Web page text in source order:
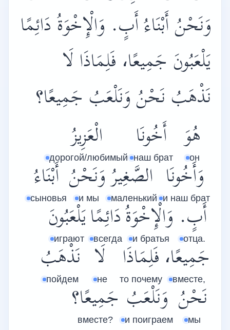
وَنَحْنُ أَبْنَاءُ أَبٍ. وَالْإِخْوَةُ دَائِمًا
يَلْعَبُونَ جَمِيعًا، فَلِمَاذَا لَا
نَذْهَبُ نَحْنُ وَنَلْعَبُ جَمِيعًا؟
هُوَ
он
أَخُونَا
наш брат
الْعَزِيزُ
дорогой/любимый
وَأَخُونَا
и наш брат
الصَّغِيرُ
маленький
وَنَحْنُ
и мы
أَبْنَاءُ
сыновья
أَبٍ.
отца.
وَالْإِخْوَةُ
и братья
دَائِمًا
всегда
يَلْعَبُونَ
играют
جَمِيعًا،
вместе,
فَلِمَاذَا
то почему
لَا
не
نَذْهَبُ
пойдем
نَحْنُ
мы
وَنَلْعَبُ
и поиграем
جَمِيعًا؟
вместе?